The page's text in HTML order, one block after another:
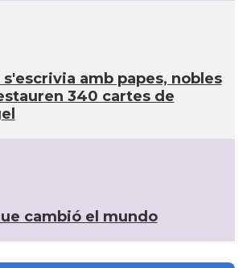
amb papes, nobles
340 cartes de
cambió el mundo